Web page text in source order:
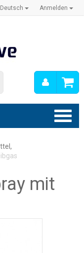
Anmelden
Deutsch
Mein
Konto
mit